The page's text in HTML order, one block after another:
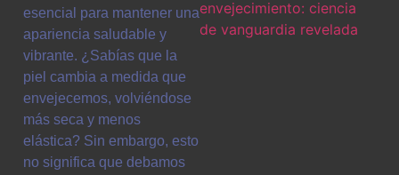
esencial para mantener una
apariencia saludable y
vibrante. ¿Sabías que la
piel cambia a medida que
envejecemos, volviéndose
más seca y menos
elástica? Sin embargo, esto
no significa que debamos